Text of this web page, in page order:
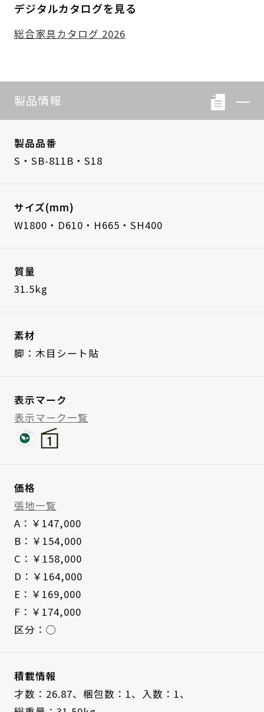
デジタルカタログを見る
総合家具カタログ 2026
製品情報
製品品番
S・SB-811B・S18
サイズ(mm)
W1800・D610・H665・SH400
質量
31.5kg
素材
脚：木目シート貼
表示マーク
表示マーク一覧
価格
張地一覧
A：￥147,000
B：￥154,000
C：￥158,000
D：￥164,000
E：￥169,000
F：￥174,000
区分：◯
積載情報
才数：26.87、 梱包数：1、 入数：1、